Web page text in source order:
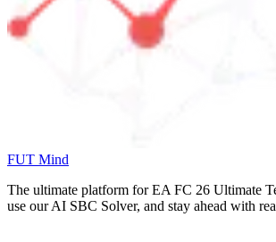
FUT Mind
The ultimate platform for EA FC 26 Ultimate
use our AI SBC Solver, and stay ahead with